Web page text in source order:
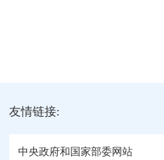
友情链接:
中央政府和国家部委网站